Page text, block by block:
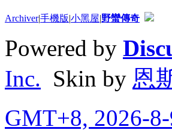
Archiver|手機版|小黑屋|野蠻傳奇
Powered by
Inc. Skin by 恩
GMT+8, 2026-